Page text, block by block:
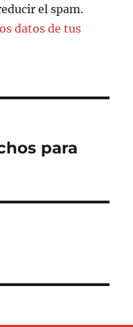
el spam.
datos de tus
para